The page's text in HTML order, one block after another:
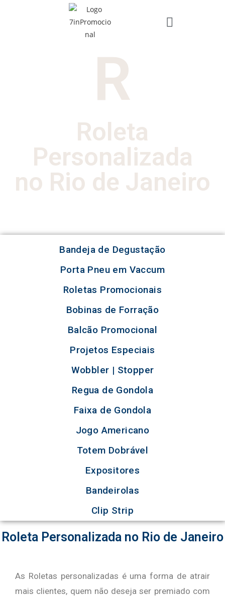
R
Roleta
Personalizada
no Rio de Janeiro
Bandeja de Degustação
Porta Pneu em Vaccum
Roletas Promocionais
Bobinas de Forração
Balcão Promocional
Projetos Especiais
Wobbler | Stopper
Regua de Gondola
Faixa de Gondola
Jogo Americano
Totem Dobrável
Expositores
Bandeirolas
Clip Strip
Roleta Personalizada no Rio de Janeiro
As Roletas personalizadas é uma forma de atrair
mais clientes, quem não deseja ser premiado com